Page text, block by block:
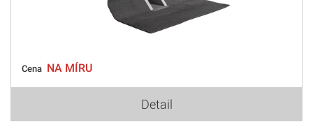
Cena NA MÍRU
Detail